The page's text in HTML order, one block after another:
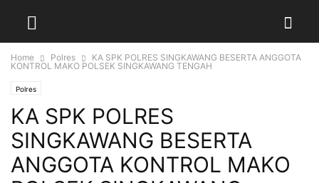
Home Polres
KA SPK POLRES SINGKAWANG BESERTA ANGGOTA
KONTROL MAKO POLSEK SINGKAWANG TENGAH
Polres
KA SPK POLRES
SINGKAWANG BESERTA
ANGGOTA KONTROL MAKO